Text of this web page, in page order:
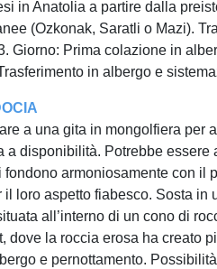
in Anatolia a partire dalla
(Ozkonak, Saratli o Mazi).
Giorno: Prima colazione in
in albergo e
a una gita in mongolfiera per
a disponibilità. Potrebbe
armoniosamente con il
loro aspetto fiabesco. Sosta
all’interno di un cono di
dove la roccia erosa ha creato
e pernottamento.